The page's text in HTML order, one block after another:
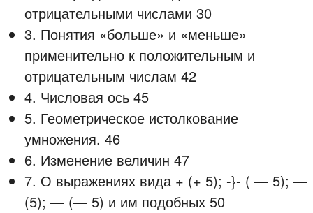
отрицательными числами 30
3. Понятия «больше» и «меньше»
применительно к положительным и
отрицательным числам 42
4. Числовая ось 45
5. Геометрическое истолкование
умножения. 46
6. Изменение величин 47
7. О выражениях вида + (+ 5); -}- ( — 5); —
(5); — (— 5) и им подобных 50